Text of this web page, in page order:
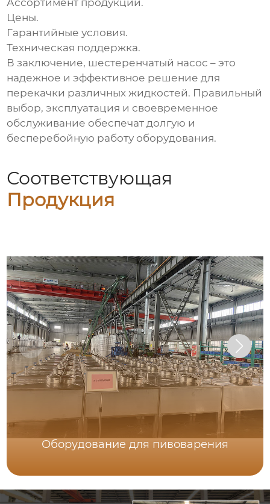
Ассортимент продукции.
Цены.
Гарантийные условия.
Техническая поддержка.
В заключение, шестеренчатый насос – это
надежное и эффективное решение для
перекачки различных жидкостей. Правильный
выбор, эксплуатация и своевременное
обслуживание обеспечат долгую и
бесперебойную работу оборудования.
Соответствующая
Продукция
Оборудование для пивоварения